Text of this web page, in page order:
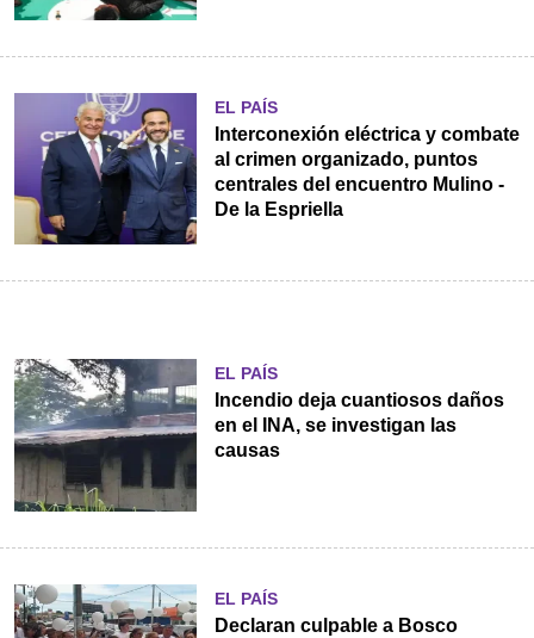
EL PAÍS
Interconexión eléctrica y combate
al crimen organizado, puntos
centrales del encuentro Mulino -
De la Espriella
EL PAÍS
Incendio deja cuantiosos daños
en el INA, se investigan las
causas
EL PAÍS
Declaran culpable a Bosco